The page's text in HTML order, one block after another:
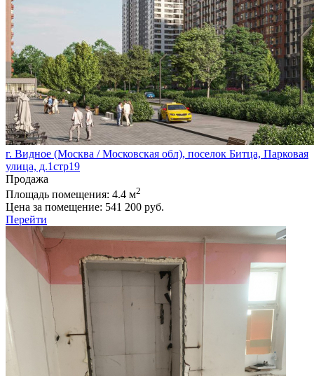
г. Видное (Москва / Московская обл), поселок Битца, Парковая
улица, д.1стр19
Продажа
Площадь помещения: 4.4 м2
Цена за помещение: 541 200 руб.
Перейти